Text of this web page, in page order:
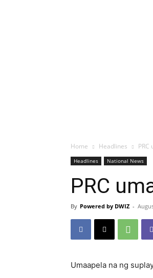
Home Headlines
Headlines National News
PRC
By Powered by DWIZ -
Umaapela na ng